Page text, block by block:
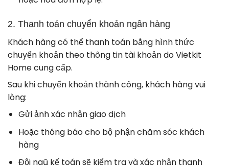
2. Thanh toán chuyển khoản ngân hàng
Khách hàng có thể thanh toán bằng hình thức
chuyển khoản theo thông tin tài khoản do Vietkit
Home cung cấp.
Sau khi chuyển khoản thành công, khách hàng vui
lòng:
Gửi ảnh xác nhận giao dịch
Hoặc thông báo cho bộ phận chăm sóc khách
hàng
Đội ngũ kế toán sẽ kiểm tra và xác nhận thanh